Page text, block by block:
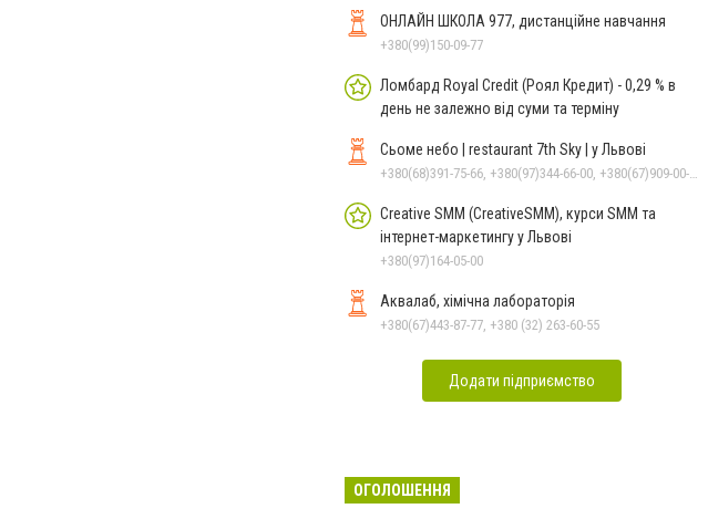
ОНЛАЙН ШКОЛА 977, дистанційне навчання
+380(99)150-09-77
Ломбард Royal Credit (Роял Кредит) - 0,29 % в
день не залежно від суми та терміну
Сьоме небо | restaurant 7th Sky | у Львові
Creative SMM (CreativeSMM), курси SMM та
інтернет-маркетингу у Львові
+380(97)164-05-00
Аквалаб, хімічна лабораторія
+380(67)443-87-77, +380 (32) 263-60-55
Додати підприємство
ОГОЛОШЕННЯ